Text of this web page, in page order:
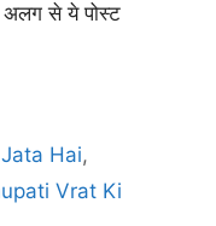
से ये पोस्ट
Hai,
Vrat Ki